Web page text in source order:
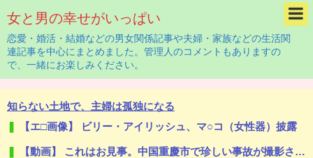
女と男の幸せがいっぱい
恋愛・婚活・結婚などの男女関係記事や夫婦・家族などの生活関
連記事を中心にまとめました。管理人のコメントもありますの
で、一緒にお楽しみください。
知らない土地で、主婦は孤独になる
【エ□画像】 ビリー・アイリッシュ、マ○コ（女性器）披露
【動画】 これはお見事。中国重慶市で珍しい事故が撮影される。